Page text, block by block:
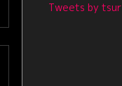
Tweets by